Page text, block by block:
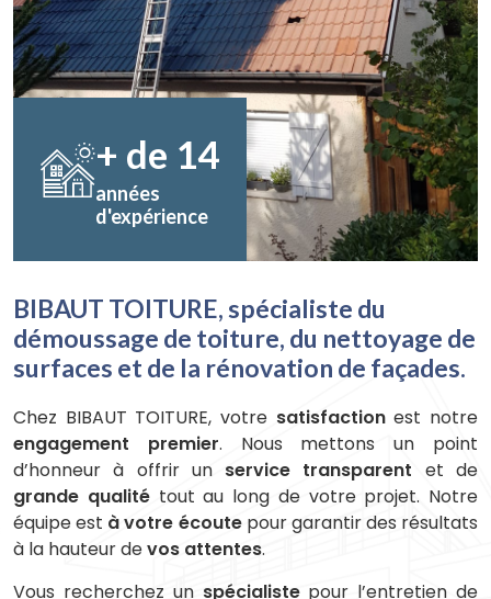
+ de 14
années
d'expérience
BIBAUT TOITURE, spécialiste du
démoussage de toiture, du nettoyage de
surfaces et de la rénovation de façades.
Chez BIBAUT TOITURE, votre satisfactionest notre
engagement premier. Nous mettons un point
d’honneur à offrir un service transparent et de
grande qualitétout au long de votre projet. Notre
équipe est à votre écoutepour garantir des résultats
à la hauteur devos attentes.
Vous recherchez un spécialistepour l’entretien de